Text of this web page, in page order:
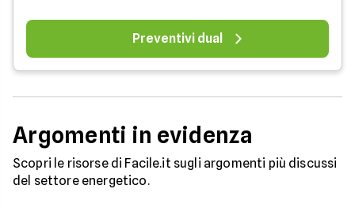
Preventivi dual
Argomenti in evidenza
Scopri le risorse di Facile.it sugli argomenti più discussi
del settore energetico.